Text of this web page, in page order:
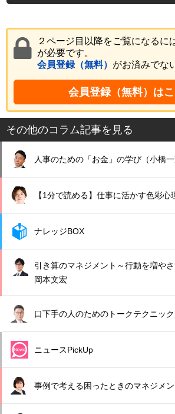
２ページ目以降をご覧になるに
が必要です。
会員登録（無料） がお済みでな
会員登録（無料）は
その他のコラム記事を見る
人事のための「お金」の学び（小橋一
【1分で読める】仕事に活かす色彩心
ナレッジBOX
引き算のマネジメント～行動を増や
岡本文宏
口下手の人のためのトークテクニッ
ニュースPickUp
事例で考える困ったときのマネジメ